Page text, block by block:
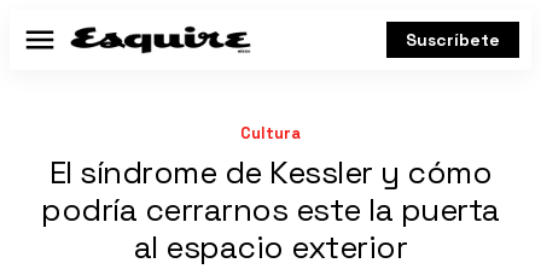
Menú Suscríbete
Cultura
El síndrome de Kessler y cómo
podría cerrarnos este la puerta
al espacio exterior